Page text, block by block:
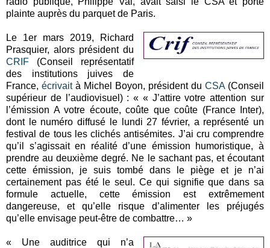
plainte auprès du parquet de Paris.
Le 1er mars 2019, Richard
Prasquier, alors président du
CRIF (Conseil représentatif
des institutions juives de
France, écrivaità Michel Boyon, président du CSA(Conseil
supérieur de l’audiovisuel) : « « J’attire votre attention sur
l’émission A votre écoute, coûte que coûte (France Inter),
dont le numéro diffusé le lundi 27 février, a représenté un
festival de tous les clichés antisémites. J’ai cru comprendre
qu’il s’agissait en réalité d’une émission humoristique, à
prendre au deuxième degré. Ne le sachant pas, et écoutant
cette émission, je suis tombé dans le piège et je n’ai
certainement pas été le seul. Ce qui signifie que dans sa
formule actuelle, cette émission est extrêmement
dangereuse, et qu’elle risque d’alimenter les préjugés
qu’elle envisage peut-être de combattre… »
« Une auditrice qui n’a